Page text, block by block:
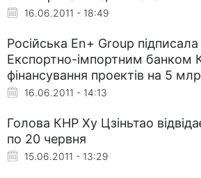
16.06.2011 - 18:49
Російська En+ Group підписала
Експортно-імпортним банком
фінансування проектів на 5
16.06.2011 - 14:13
Голова КНР Ху Цзіньтао
по 20 червня
15.06.2011 - 13:29